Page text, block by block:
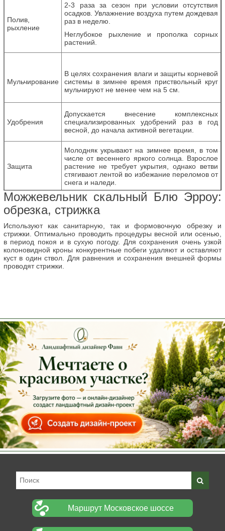
Полив,
рыхление
2-3 раза за сезон при условии отсутствия
осадков. Увлажнение воздуха путем дождевая
раз в неделю.
Неглубокое рыхление и прополка сорных
растений.
Мульчирование
В целях сохранения влаги и защиты корневой
системы в зимнее время приствольный круг
мульчируют не менее чем на 5 см.
Удобрения
Допускается внесение комплексных
специализированных удобрений раз в год
весной, до начала активной вегетации.
Защита
Молодняк укрывают на зимнее время, в том
числе от весеннего яркого солнца. Взрослое
растение не требует укрытия, однако ветви
стягивают лентой во избежание переломов от
снега и наледи.
Можжевельник скальный Блю Эрроу:
обрезка, стрижка
Используют как санитарную, так и формовочную обрезку и
стрижки. Оптимально проводить процедуры весной или осенью,
в период покоя и в сухую погоду. Для сохранения очень узкой
колоновидной кроны конкурентные побеги удаляют и оставляют
куст в один ствол. Для равнения и сохранения внешней формы
проводят стрижки.
Маршрут Московское шоссе